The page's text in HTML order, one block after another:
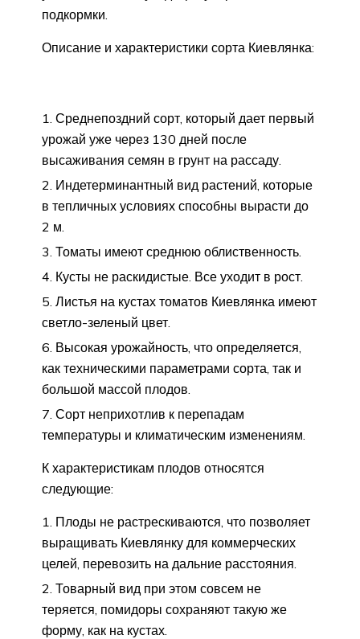
подкормки.
Описание и характеристики сорта Киевлянка:
Среднепоздний сорт, который дает первый
урожай уже через 130 дней после
высаживания семян в грунт на рассаду.
Индетерминантный вид растений, которые
в тепличных условиях способны вырасти до
2 м.
Томаты имеют среднюю облиственность.
Кусты не раскидистые. Все уходит в рост.
Листья на кустах томатов Киевлянка имеют
светло-зеленый цвет.
Высокая урожайность, что определяется,
как техническими параметрами сорта, так и
большой массой плодов.
Сорт неприхотлив к перепадам
температуры и климатическим изменениям.
К характеристикам плодов относятся
следующие:
Плоды не растрескиваются, что позволяет
выращивать Киевлянку для коммерческих
целей, перевозить на дальние расстояния.
Товарный вид при этом совсем не
теряется, помидоры сохраняют такую же
форму, как на кустах.